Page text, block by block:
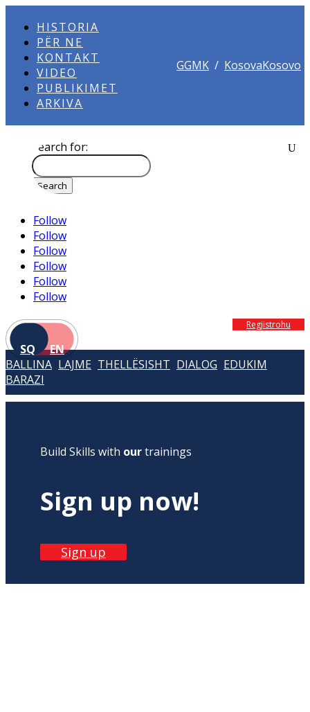
HISTORIA
PËR NE
KONTAKT
VIDEO
PUBLIKIMET
ARKIVA
GGMK / KosovaKosovo
Search for:
Follow
Follow
Follow
Follow
Follow
Follow
SQ EN
Regjistrohu
BALLINA LAJME THELLËSISHT DIALOG EDUKIM
BARAZI
Build Skills with ourtrainings
Sign up now!
Sign up